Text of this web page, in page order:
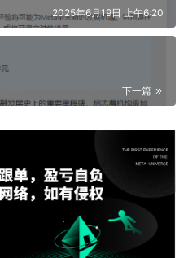
2025年6月19日 上午6:20
下一篇